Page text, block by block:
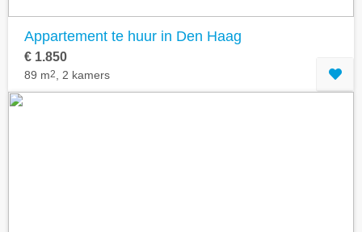
Appartement te huur in Den Haag
€ 1.850
89 m2 , 2 kamers